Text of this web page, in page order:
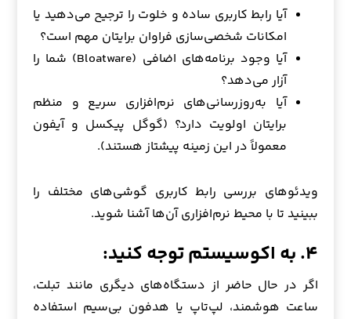
آیا رابط کاربری ساده و خلوت را ترجیح می‌دهید یا
امکانات شخصی‌سازی فراوان برایتان مهم است؟
آیا وجود برنامه‌های اضافی (Bloatware) شما را
آزار می‌دهد؟
آیا به‌روزرسانی‌های نرم‌افزاری سریع و منظم
برایتان اولویت دارد؟ (گوگل پیکسل و آیفون
معمولاً در این زمینه پیشتاز هستند).
ویدئوهای بررسی رابط کاربری گوشی‌های مختلف را
ببینید تا با محیط نرم‌افزاری آن‌ها آشنا شوید.
۴. به اکوسیستم توجه کنید:
اگر در حال حاضر از دستگاه‌های دیگری مانند تبلت،
ساعت هوشمند، لپ‌تاپ یا هدفون بی‌سیم استفاده